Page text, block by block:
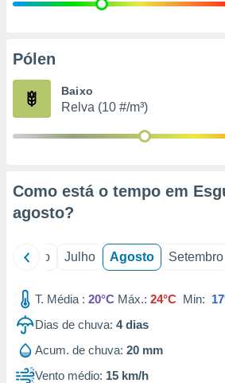
e
de
Pólen
Baixo
Relva (10 #/m³)
Como está o tempo em
agosto?
Junho Julho Agosto Setembro
T. Média : 20°C Máx.: 24°C Min:
Dias de chuva: 4dias
Acum. de chuva: 20 mm
Vento médio: 15 km/h